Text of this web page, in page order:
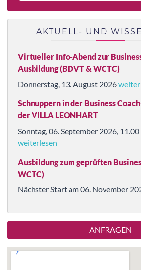
AKTUELL- UND
Virtueller Info-Abend zur
Ausbildung (BDVT & WCTC)
Donnerstag, 13. August 2026
Schnuppern in der Business
der VILLA LEONHART
Sonntag, 06. September 2026,
weiterlesen
Ausbildung zum geprüften
WCTC)
Nächster Start am 06. November
ANFRAGEN